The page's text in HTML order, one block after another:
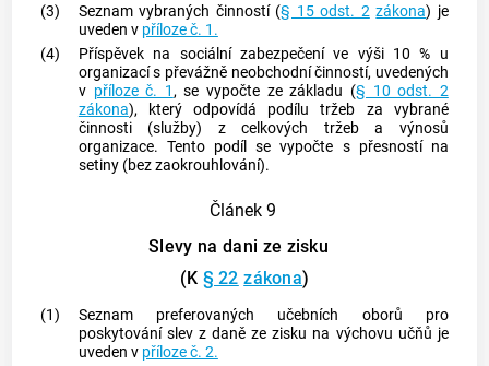
(3)
Seznam vybraných činností (§ 15 odst. 2 zákona) je
uveden v příloze č. 1.
(4)
Příspěvek na sociální zabezpečení ve výši 10 % u
organizací s převážně neobchodní činností, uvedených
v příloze č. 1, se vypočte ze základu (§ 10 odst. 2
zákona), který odpovídá podílu tržeb za vybrané
činnosti (služby) z celkových tržeb a výnosů
organizace. Tento podíl se vypočte s přesností na
setiny (bez zaokrouhlování).
Článek 9
Slevy na dani ze zisku
(K § 22 zákona)
(1)
Seznam preferovaných učebních oborů pro
poskytování slev z daně ze zisku na výchovu učňů je
uveden v příloze č. 2.